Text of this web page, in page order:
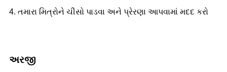
4. તમારા મિત્રોને ચીસો પાડવા અને પ્રેરણા આપવામાં મદદ કરો
અરજી